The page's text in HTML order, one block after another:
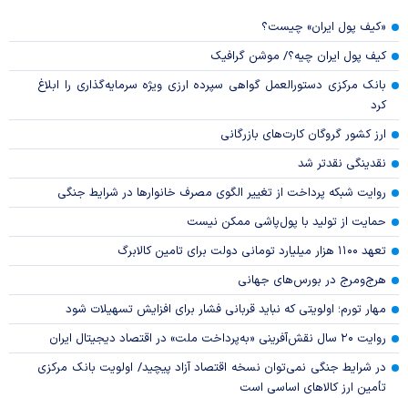
«کیف پول ایران» چیست؟
کیف پول ایران چیه؟/ موشن گرافیک
بانک مرکزی دستورالعمل گواهی سپرده ارزی ویژه سرمایه‌گذاری را ابلاغ
کرد
ارز کشور گروگان کارت‌های بازرگانی
نقدینگی نقدتر شد
روایت شبکه پرداخت از تغییر الگوی مصرف خانوار‌ها در شرایط جنگی
حمایت از تولید با پول‌پاشی ممکن نیست
تعهد ۱۱۰۰ هزار میلیارد تومانی دولت برای تامین کالابرگ
هرج‌ومرج در بورس‌های جهانی
مهار تورم؛ اولویتی که نباید قربانی فشار برای افزایش تسهیلات شود
روایت ۲۰ سال نقش‌آفرینی «به‌پرداخت ملت» در اقتصاد دیجیتال ایران
در شرایط جنگی نمی‌توان نسخه اقتصاد آزاد پیچید/ اولویت بانک مرکزی
تأمین ارز کالا‌های اساسی است